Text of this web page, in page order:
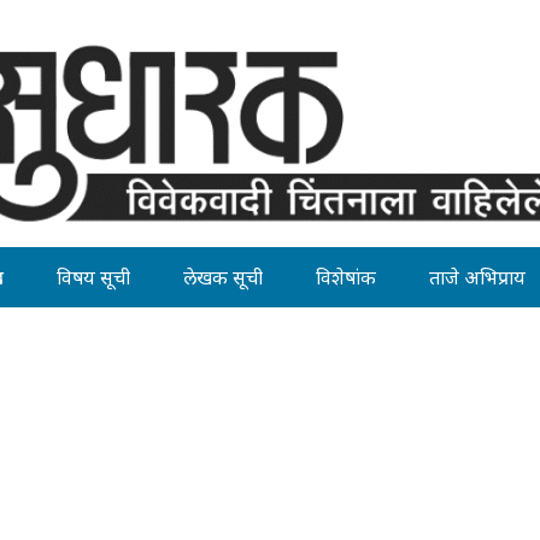
विषय सूची लेखक सूची विशेषांक ताजे अभिप्राय